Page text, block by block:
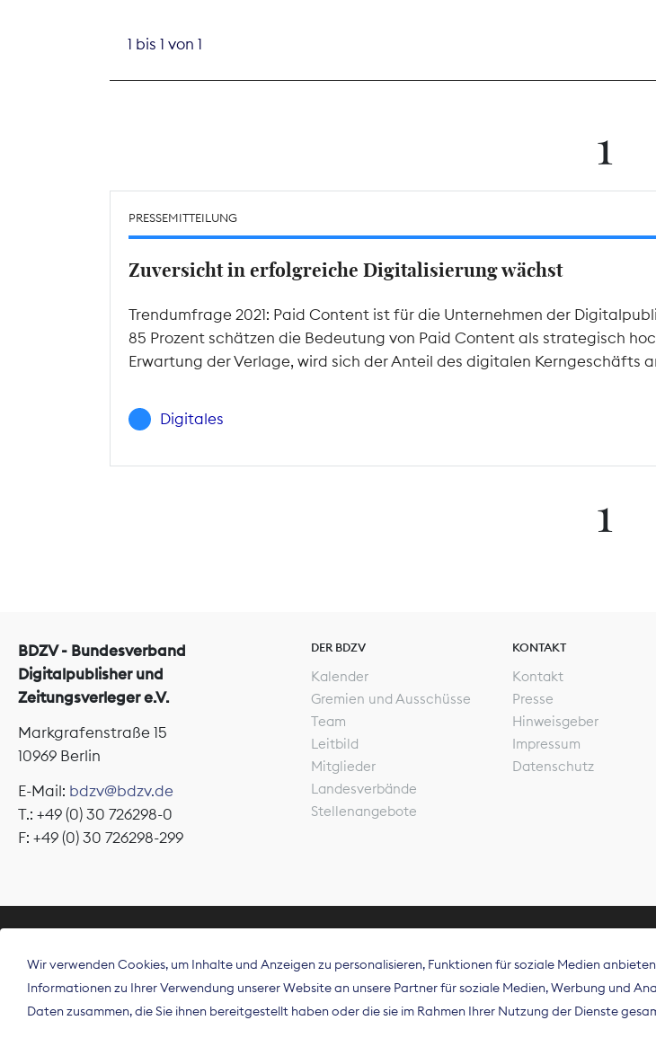
1 bis 1 von 1
1
PRESSEMITTEILUNG
Zuversicht in erfolgreiche Digitalisierung wächst
Trendumfrage 2021: Paid Content ist für die Unternehmen der
85 Prozent schätzen die Bedeutung von Paid Content als strategisch
Erwartung der Verlage, wird sich der Anteil des digitalen Kerngeschäfts
Digitales
1
BDZV - Bundesverband
Digitalpublisher und
Zeitungsverleger e.V.
Markgrafenstraße 15
10969 Berlin
E-Mail: bdzv@bdzv.de
T.: +49 (0) 30 726298-0
F: +49 (0) 30 726298-299
DER BDZV
Kalender
Gremien und Ausschüsse
Team
Leitbild
Mitglieder
Landesverbände
Stellenangebote
KONTAKT
Kontakt
Presse
Hinweisgeber
Impressum
Datenschutz
Der Bundesverband Digitalpublisher und
Spitzenorganisation die Interessen der
Deutschland und auf EU-Ebene.
Wir verwenden Cookies, um Inhalte und Anzeigen zu personalisieren, Funktionen für soziale Medien
Informationen zu Ihrer Verwendung unserer Website an unsere Partner für soziale Medien, Werbung und
Daten zusammen, die Sie ihnen bereitgestellt haben oder die sie im Rahmen Ihrer Nutzung der Dienste